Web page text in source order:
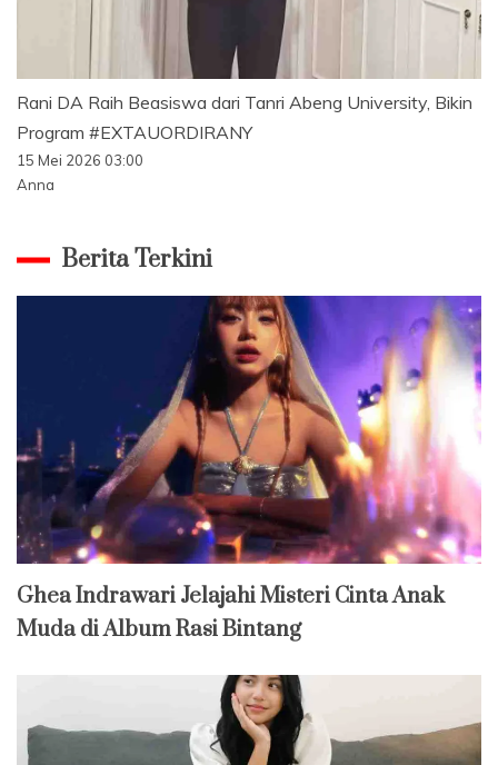
Rani DA Raih Beasiswa dari Tanri Abeng University, Bikin
Program #EXTAUORDIRANY
15 Mei 2026 03:00
Anna
Berita Terkini
Ghea Indrawari Jelajahi Misteri Cinta Anak
Muda di Album Rasi Bintang